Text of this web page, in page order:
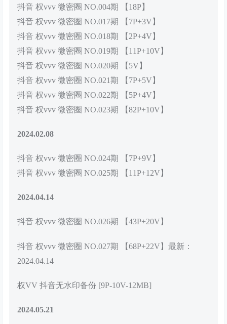
抖音 权vvv 微密圈 NO.004期 【18P】
抖音 权vvv 微密圈 NO.017期 【7P+3V】
抖音 权vvv 微密圈 NO.018期 【2P+4V】
抖音 权vvv 微密圈 NO.019期 【11P+10V】
抖音 权vvv 微密圈 NO.020期 【5V】
抖音 权vvv 微密圈 NO.021期 【7P+5V】
抖音 权vvv 微密圈 NO.022期 【5P+4V】
抖音 权vvv 微密圈 NO.023期 【82P+10V】
2024.02.08
抖音 权vvv 微密圈 NO.024期 【7P+9V】
抖音 权vvv 微密圈 NO.025期 【11P+12V】
2024.04.14
抖音 权vvv 微密圈 NO.026期 【43P+20V】
抖音 权vvv 微密圈 NO.027期 【68P+22V】最新：
2024.04.14
权VV 抖音无水印备份 [9P-10V-12MB]
2024.05.21